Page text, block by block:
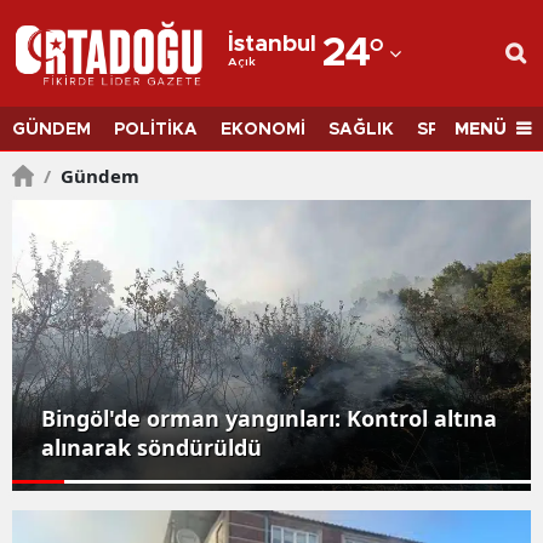
İstanbul
Açık 24°
Adana
Adıyaman
Ankara
Antalya
Artvin
Aydın
Balıkesir
GÜNDEM POLİTİKA EKONOMİ SAĞLIK SPORMENÜ
/ Gündem
Bingöl'de orman yangınları: Kontrol altına
alınarak söndürüldü